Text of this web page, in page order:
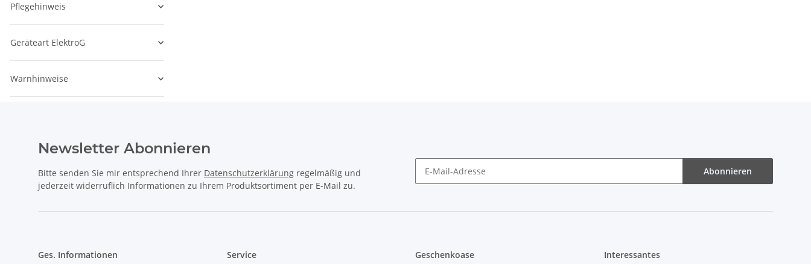
Pflegehinweis
Geräteart ElektroG
Warnhinweise
Newsletter Abonnieren
Bitte senden Sie mir entsprechend Ihrer Datenschutzerklärung regelmäßig und
jederzeit widerruflich Informationen zu Ihrem Produktsortiment per E-Mail zu.
Abonnieren
Ges. Informationen Service Geschenkoase Interessantes